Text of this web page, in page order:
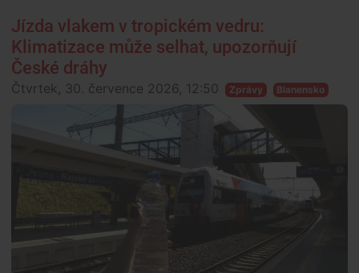
Jízda vlakem v tropickém vedru:
Klimatizace může selhat, upozorňují
České dráhy
Čtvrtek, 30. července 2026, 12:50 Zprávy Blanensko